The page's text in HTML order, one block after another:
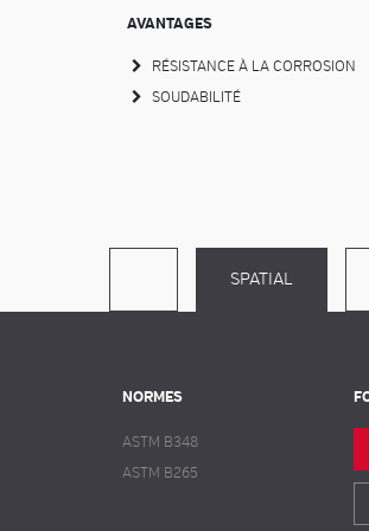
AVANTAGES
RÉSISTANCE À LA CORROSION
SOUDABILITÉ
SPATIAL
NORMES
ASTM B348
ASTM B265